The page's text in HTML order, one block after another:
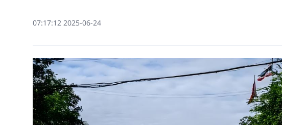
07:17:12 2025-06-24